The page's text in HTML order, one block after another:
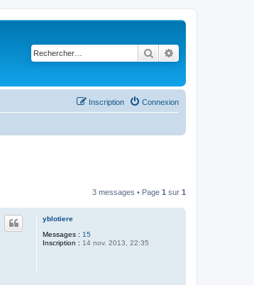
Rechercher
Connexion
Inscription
3 messages • Page 1 sur 1
yblotiere
Messages : 15
Inscription : 14 nov. 2013, 22:35